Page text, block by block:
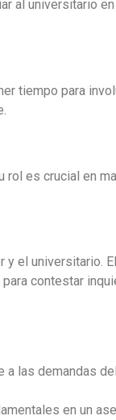
al universitario
tiempo para
rol es crucial en
y el universitario.
contestar
las demandas
en un